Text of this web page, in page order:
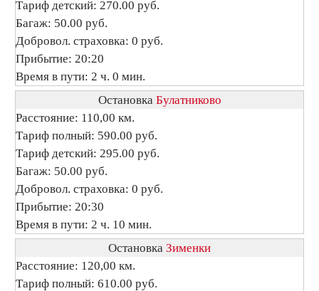
Тариф детский: 270.00 руб.
Багаж: 50.00 руб.
Добровол. страховка: 0 руб.
Прибытие: 20:20
Время в пути: 2 ч. 0 мин.
Остановка Булатниково
Расстояние: 110,00 км.
Тариф полный: 590.00 руб.
Тариф детский: 295.00 руб.
Багаж: 50.00 руб.
Добровол. страховка: 0 руб.
Прибытие: 20:30
Время в пути: 2 ч. 10 мин.
Остановка Зименки
Расстояние: 120,00 км.
Тариф полный: 610.00 руб.